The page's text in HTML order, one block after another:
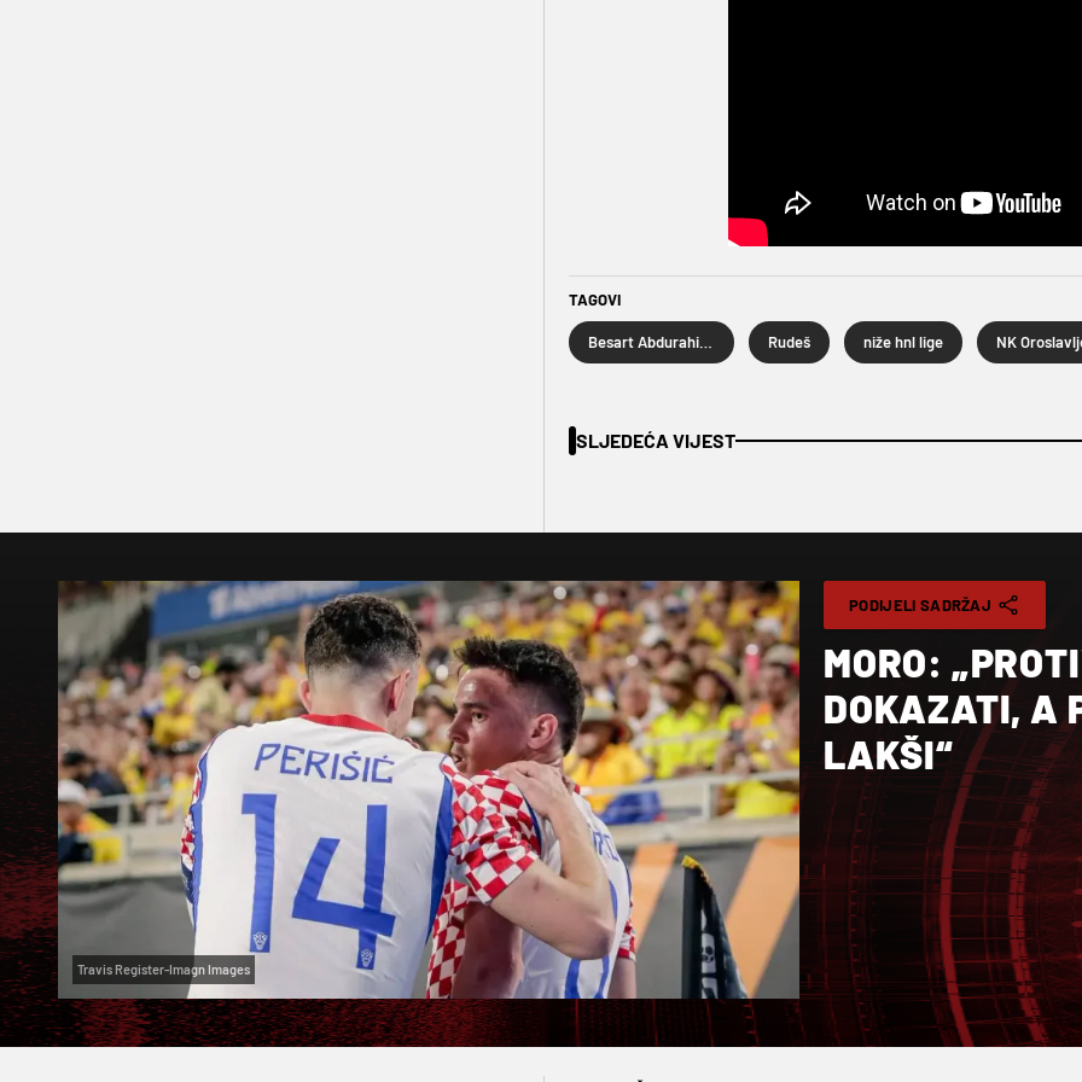
TAGOVI
Besart Abdurahimi Rudeš niže hnl lige NK
SLJEDEĆA VIJEST
Travis Register-Imagn Images
PODIJELI SADRŽAJ
MORO:
DOKAZATI, A
LAKŠI“